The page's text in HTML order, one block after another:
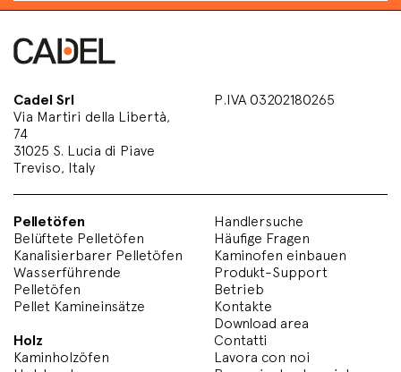
Cadel Srl
Via Martiri della Libertà,
74
31025 S. Lucia di Piave
Treviso, Italy
P.IVA 03202180265
Pelletöfen
Belüftete Pelletöfen
Kanalisierbarer Pelletöfen
Wasserführende
Pelletöfen
Pellet Kamineinsätze
Holz
Kaminholzöfen
Handlersuche
Häufige Fragen
Kaminofen einbauen
Produkt-Support
Betrieb
Kontakte
Download area
Contatti
Lavora con noi